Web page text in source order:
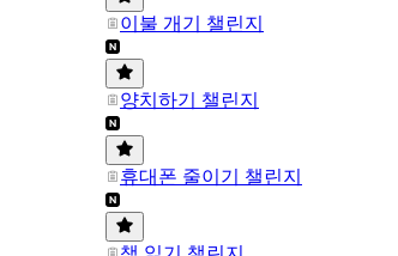
이불 개기 챌린지
양치하기 챌린지
휴대폰 줄이기 챌린지